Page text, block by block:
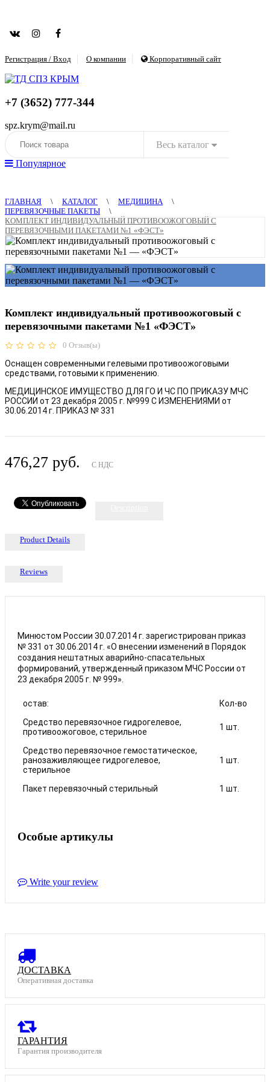
Регистрация / Вход О компании Корпоративный сайт
+7 (3652) 777-344
spz.krym@mail.ru
Весь каталог
Популярное
ГЛАВНАЯ \ КАТАЛОГ \ МЕДИЦИНА
\
ПЕРЕВЯЗОЧНЫЕ ПАКЕТЫ
\
КОМПЛЕКТ ИНДИВИДУАЛЬНЫЙ ПРОТИВООЖОГОВЫЙ С
ПЕРЕВЯЗОЧНЫМИ ПАКЕТАМИ №1 «ФЭСТ»
Комплект индивидуальный противоожоговый с
перевязочными пакетами №1 «ФЭСТ»
0 Отзыв(ы)
Оснащен современными гелевыми противоожоговыми
средствами, готовыми к применению.
МЕДИЦИНСКОЕ ИМУЩЕСТВО ДЛЯ ГО И ЧС ПО ПРИКАЗУ МЧС
РОССИИ от 23 декабря 2005 г. №999 С ИЗМЕНЕНИЯМИ от
30.06.2014 г. ПРИКАЗ № 331
476,27 руб. С НДС
Product Details
Reviews
Минюстом России 30.07.2014 г. зарегистрирован приказ
№ 331 от 30.06.2014 г. «О внесении изменений в Порядок
создания нештатных аварийно-спасательных
формирований, утвержденный приказом МЧС России от
23 декабря 2005 г. № 999».
остав:
Кол-во
Средство перевязочное гидрогелевое,
противоожоговое, стерильное
1 шт.
Средство перевязочное гемостатическое,
ранозаживляющее гидрогелевое,
стерильное
1 шт.
Пакет перевязочный стерильный 1 шт.
Особые артикулы
Write your review
ДОСТАВКА
Оперативная доставка
ГАРАНТИЯ
Гарантия производителя